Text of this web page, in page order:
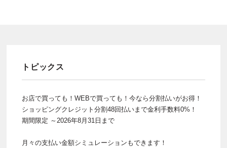
トピックス
お店で買っても！WEBで買っても！今なら分割払いがお得！
ショッピングクレジット分割48回払いまで金利手数料0%！
期間限定 ～2026年8月31日まで
月々の支払い金額シミュレーションもできます！